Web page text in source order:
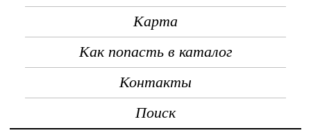
Карта
Как попасть в каталог
Контакты
Поиск